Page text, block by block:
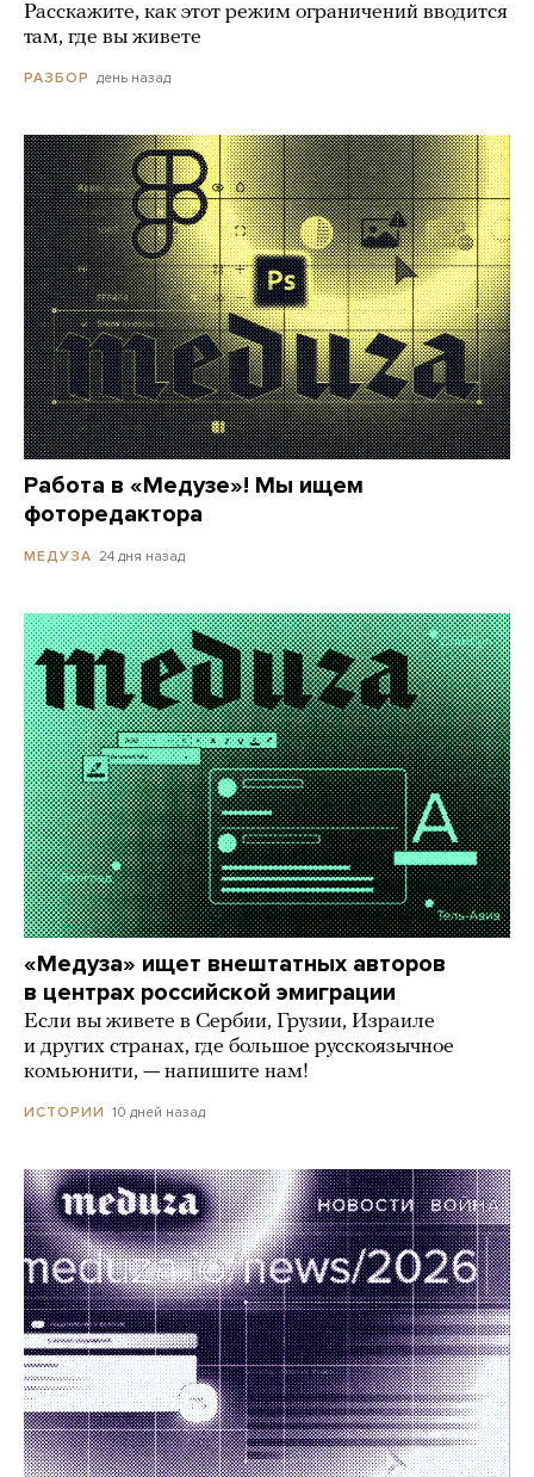
Расскажите, как этот режим ограничений вводится
там, где вы живете
РАЗБОР день назад
Работа в «Медузе»! Мы ищем
фоторедактора
МЕДУЗА 24 дня назад
«Медуза» ищет внештатных авторов
в центрах российской эмиграции
Если вы живете в Сербии, Грузии, Израиле
и других странах, где большое русскоязычное
комьюнити, — напишите нам!
ИСТОРИИ 10 дней назад